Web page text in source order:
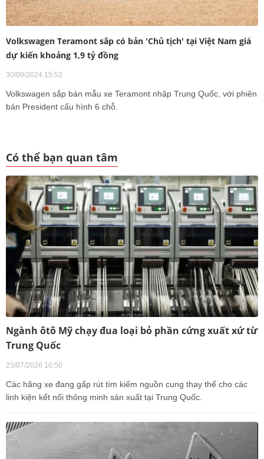
Volkswagen Teramont sắp có bản 'Chủ tịch' tại Việt Nam giá
dự kiến khoảng 1,9 tỷ đồng
30/09/2024 15:52
Volkswagen sắp bán mẫu xe Teramont nhập Trung Quốc, với phiên
bản President cấu hình 6 chỗ.
Có thể bạn quan tâm
Ngành ôtô Mỹ chạy đua loại bỏ phần cứng xuất xứ từ
Trung Quốc
23/07/2026 10:50
Các hãng xe đang gấp rút tìm kiếm nguồn cung thay thế cho các
linh kiện kết nối thông minh sản xuất tại Trung Quốc.